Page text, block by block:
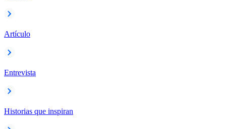
Artículo
Entrevista
Historias que inspiran